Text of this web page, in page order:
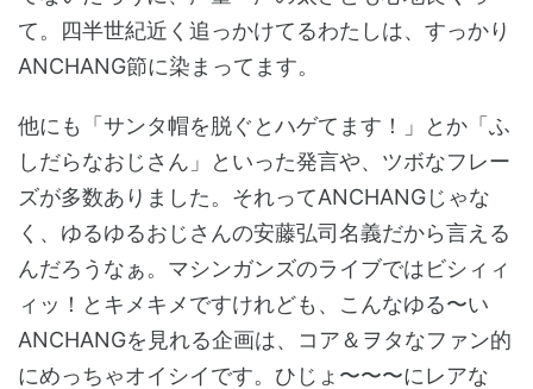
て。四半世紀近く追っかけてるわたしは、すっかり
ANCHANG節に染まってます。
他にも「サンタ帽を脱ぐとハゲてます！」とか「ふ
しだらなおじさん」といった発言や、ツボなフレー
ズが多数ありました。それってANCHANGじゃな
く、ゆるゆるおじさんの安藤弘司名義だから言える
んだろうなぁ。マシンガンズのライブではビシィィ
ィッ！とキメキメですけれども、こんなゆる〜い
ANCHANGを見れる企画は、コア＆ヲタなファン的
にめっちゃオイシイです。ひじょ〜〜〜にレアな